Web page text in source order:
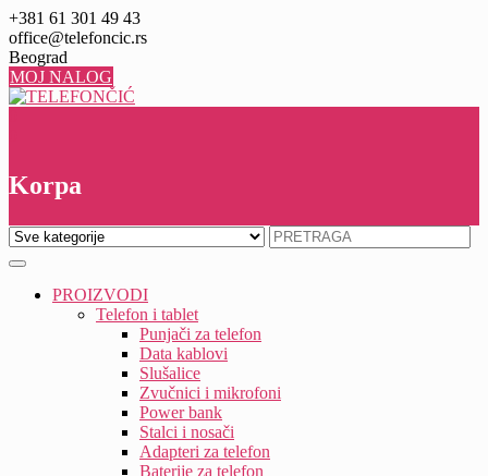
Skip
to
content
+381 61 301 49 43
office@telefoncic.rs
Beograd
MOJ NALOG
Korpa
PROIZVODI
Telefon i tablet
Punjači za telefon
Data kablovi
Slušalice
Zvučnici i mikrofoni
Power bank
Stalci i nosači
Adapteri za telefon
Baterije za telefon